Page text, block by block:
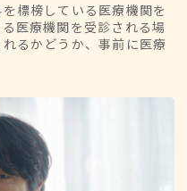
標榜している医療機関を
医療機関を受診される場
るかどうか、事前に医療